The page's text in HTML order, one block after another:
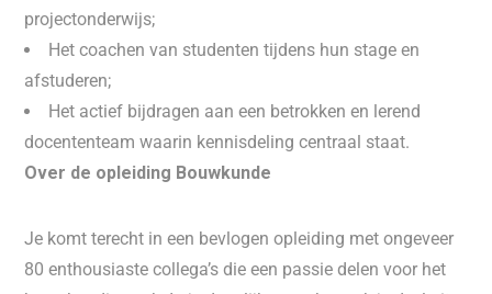
projectonderwijs;
Het coachen van studenten tijdens hun stage en
afstuderen;
Het actief bijdragen aan een betrokken en lerend
docententeam waarin kennisdeling centraal staat.
Over de opleiding Bouwkunde
Je komt terecht in een bevlogen opleiding met ongeveer
80 enthousiaste collega’s die een passie delen voor het